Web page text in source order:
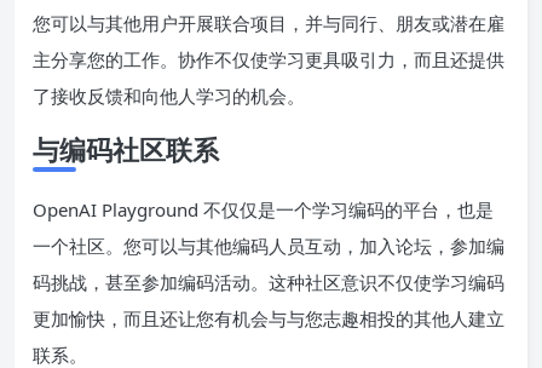
您可以与其他用户开展联合项目，并与同行、朋友或潜在雇
主分享您的工作。协作不仅使学习更具吸引力，而且还提供
了接收反馈和向他人学习的机会。
与编码社区联系
OpenAI Playground 不仅仅是一个学习编码的平台，也是
一个社区。您可以与其他编码人员互动，加入论坛，参加编
码挑战，甚至参加编码活动。这种社区意识不仅使学习编码
更加愉快，而且还让您有机会与与您志趣相投的其他人建立
联系。